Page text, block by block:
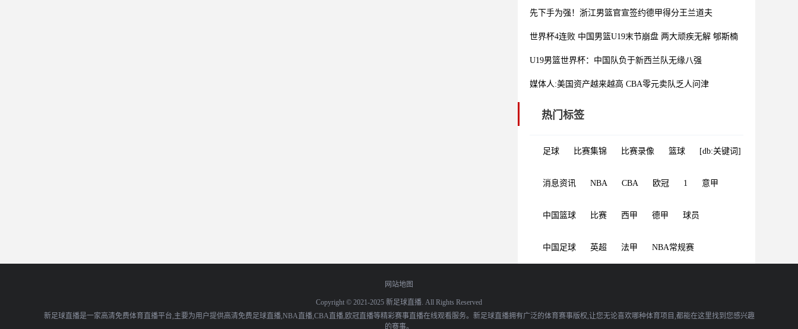
先下手为强！浙江男篮官宣签约德甲得分王兰道夫
世界杯4连败 中国男篮U19末节崩盘 两大顽疾无解 郇斯楠空砍16+5+6帽
U19男篮世界杯：中国队负于新西兰队无缘八强
媒体人:美国资产越来越高 CBA零元卖队乏人问津
热门标签
足球 比赛集锦 比赛录像 篮球 [db:关键词]
消息资讯 NBA CBA 欧冠 1 意甲
中国篮球 比赛 西甲 德甲 球员
中国足球 英超 法甲 NBA常规赛
网站地图
Copyright © 2021-2025 新足球直播. All Rights Reserved
新足球直播是一家高清免费体育直播平台,主要为用户提供高清免费足球直播,NBA直播,CBA直播,欧冠直播等精彩赛事直播在线观看服务。新足球直播拥有广泛的体育赛事版权,让您无论喜欢哪种体育项目,都能在这里找到您感兴趣
的赛事。